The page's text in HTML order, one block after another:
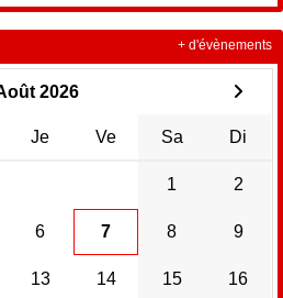
2026
Je Ve Sa Di
1 2
6 7 8 9
13 14 15 16
+ d'évènements